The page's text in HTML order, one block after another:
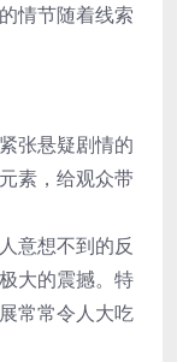
情节随着线索
张悬疑剧情的
素，给观众带
意想不到的反
大的震撼。特
常常令人大吃